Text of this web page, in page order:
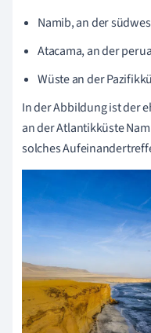
Namib, an der
Atacama, an der
Wüste an der
In der Abbildung ist der
an der Atlantikküste
solches